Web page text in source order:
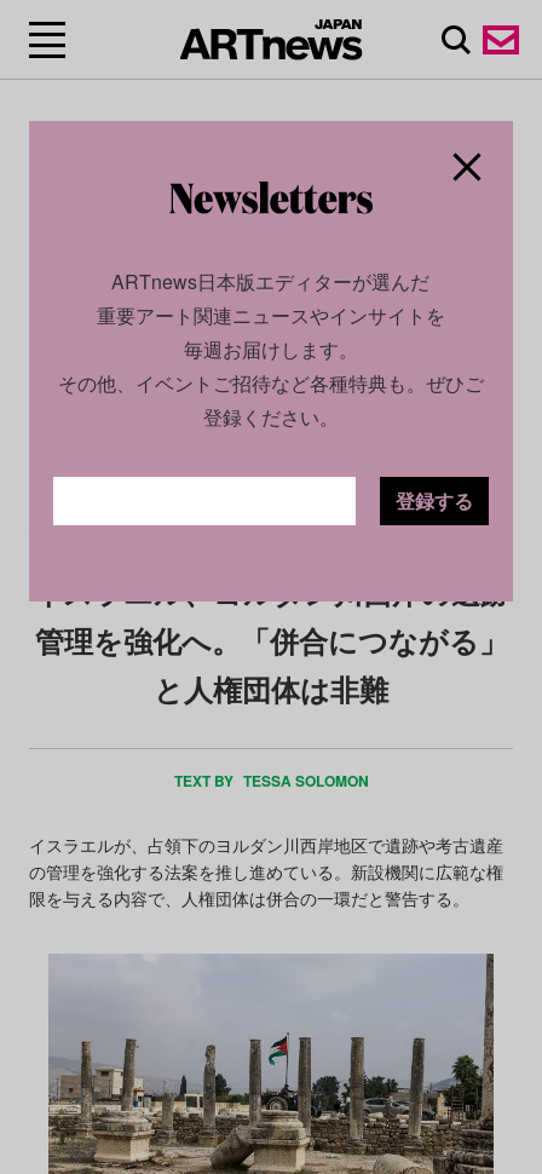
2026.05.14
イスラエル、ヨルダン川西岸の遺跡
管理を強化へ。「併合につながる」
と人権団体は非難
TEXT BY TESSA SOLOMON
イスラエルが、占領下のヨルダン川西岸地区で遺跡や考古遺産
の管理を強化する法案を推し進めている。新設機関に広範な権
限を与える内容で、人権団体は併合の一環だと警告する。
ARTnews日本版エディターが選んだ
重要アート関連ニュースやインサイトを
毎週お届けします。
その他、イベントご招待など各種特典も。ぜひご
登録ください。
登録する